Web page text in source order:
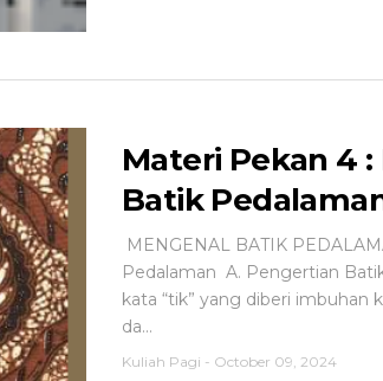
Materi Pekan 4
Batik
MENGENAL BATIK
Pedalaman A. Pengertian
kata “tik” yang diberi imbuhan
da...
Kuliah Pagi - October 09, 2024